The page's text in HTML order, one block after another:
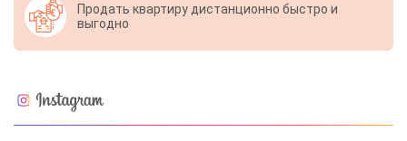
Продать квартиру дистанционно быстро и
выгодно